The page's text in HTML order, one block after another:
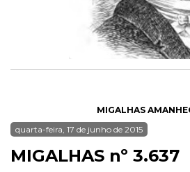
MIGALHAS
quarta-feira, 17 de junho de 2015
MIGALHAS nº 3.637